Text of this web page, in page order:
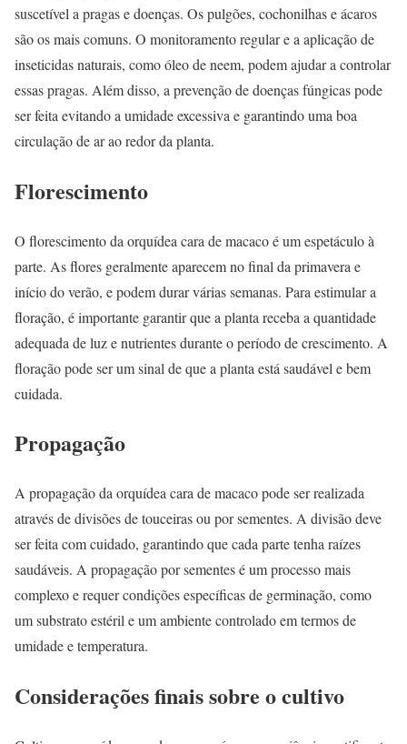
suscetível a pragas e doenças. Os pulgões, cochonilhas e ácaros
são os mais comuns. O monitoramento regular e a aplicação de
inseticidas naturais, como óleo de neem, podem ajudar a controlar
essas pragas. Além disso, a prevenção de doenças fúngicas pode
ser feita evitando a umidade excessiva e garantindo uma boa
circulação de ar ao redor da planta.
Florescimento
O florescimento da orquídea cara de macaco é um espetáculo à
parte. As flores geralmente aparecem no final da primavera e
início do verão, e podem durar várias semanas. Para estimular a
floração, é importante garantir que a planta receba a quantidade
adequada de luz e nutrientes durante o período de crescimento. A
floração pode ser um sinal de que a planta está saudável e bem
cuidada.
Propagação
A propagação da orquídea cara de macaco pode ser realizada
através de divisões de touceiras ou por sementes. A divisão deve
ser feita com cuidado, garantindo que cada parte tenha raízes
saudáveis. A propagação por sementes é um processo mais
complexo e requer condições específicas de germinação, como
um substrato estéril e um ambiente controlado em termos de
umidade e temperatura.
Considerações finais sobre o cultivo